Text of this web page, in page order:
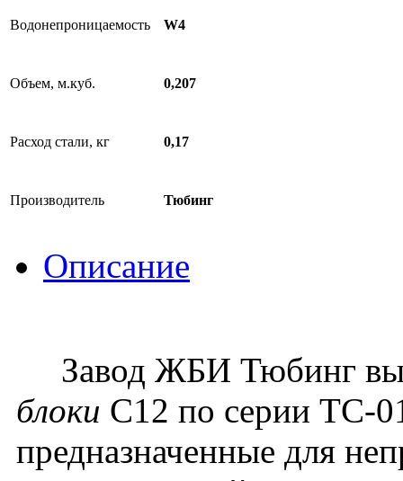
Водонепроницаемость W4
Объем, м.куб. 0,207
Расход стали, кг 0,17
Производитель Тюбинг
Описание
Завод ЖБИ Тюбинг
блоки С12 по серии ТС-
предназначенные для